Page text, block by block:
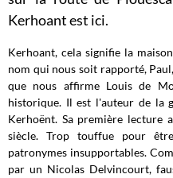
Kerhoant est ici.
Kerhoant, cela signifie la
nom qui nous soit rapporté,
que nous affirme Louis de
historique. Il est l'auteur de la
Kerhoënt. Sa première lecture
siècle. Trop touffue pour
patronymes insupportables.
par un Nicolas Delvincourt,